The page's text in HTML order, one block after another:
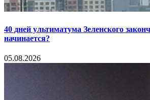
40 дней ультиматума Зеленского
начинается?
05.08.2026